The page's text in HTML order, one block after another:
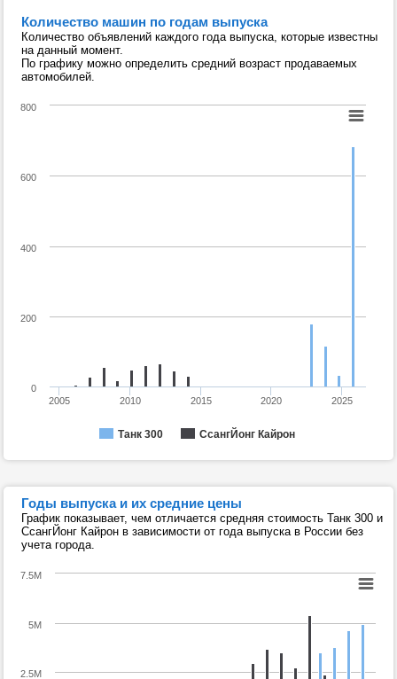
Количество машин по годам выпуска
Количество объявлений каждого года выпуска, которые известны
на данный момент.
По графику можно определить средний возраст продаваемых
автомобилей.
Танк 300 СсангЙонг Кайрон
2005 2010 2015 2020 2025
0
200
400
600
800
Годы выпуска и их средние цены
График показывает, чем отличается средняя стоимость Танк 300 и
СсангЙонг Кайрон в зависимости от года выпуска в России без
учета города.
2.5M
5M
7.5M